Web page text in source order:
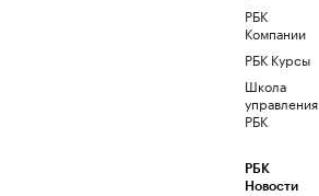
РБК
Компании
РБК Курсы
Школа
управления
РБК
РБК
Новости